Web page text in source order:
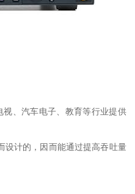
、汽车电子、教育等行业提供
计的，因而能通过提高吞吐量